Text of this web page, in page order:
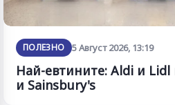
ПОЛЕЗНО 5 Август 2026, 13:19
Най-евтините: Aldi и Lidl
и Sainsbury's